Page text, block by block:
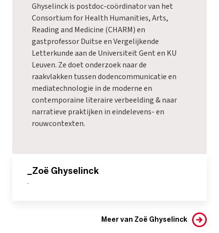
Ghyselinck is postdoc-coördinator van het
Consortium for Health Humanities, Arts,
Reading and Medicine (CHARM) en
gastprofessor Duitse en Vergelijkende
Letterkunde aan de Universiteit Gent en KU
Leuven. Ze doet onderzoek naar de
raakvlakken tussen dodencommunicatie en
mediatechnologie in de moderne en
contemporaine literaire verbeelding & naar
narratieve praktijken in eindelevens- en
rouwcontexten.
_Zoë Ghyselinck
-
Meer van Zoë Ghyselinck